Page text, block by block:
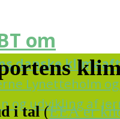
om
danske
Lynetteholm
og udvikling af
i tal(EEA er